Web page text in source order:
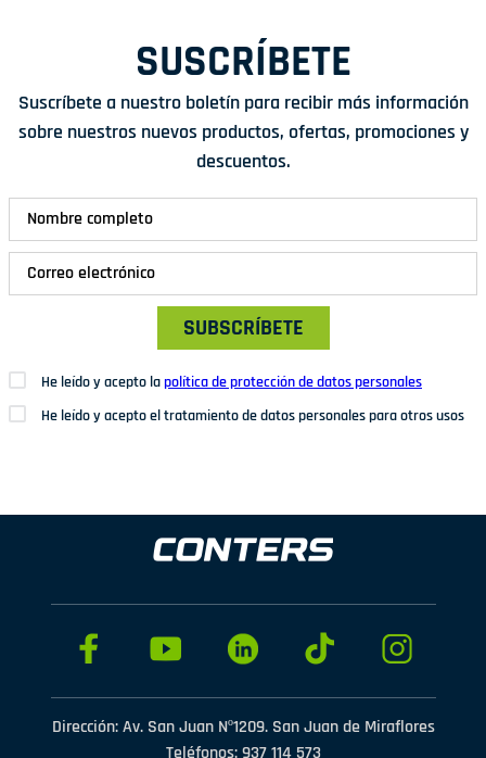
SUSCRÍBETE
Suscríbete a nuestro boletín para recibir más información
sobre nuestros nuevos productos, ofertas, promociones y
descuentos.
SUBSCRÍBETE
He leído y acepto lapolítica de protección de datos personales
He leído y acepto el tratamiento de datos personales para otros usos
Dirección: Av. San Juan Nº1209. San Juan de Miraflores
Teléfonos: 937 114 573